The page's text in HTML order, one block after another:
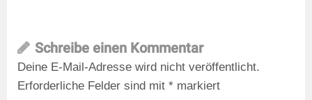
Schreibe einen Kommentar
Deine E-Mail-Adresse wird nicht veröffentlicht.
Erforderliche Felder sind mit * markiert